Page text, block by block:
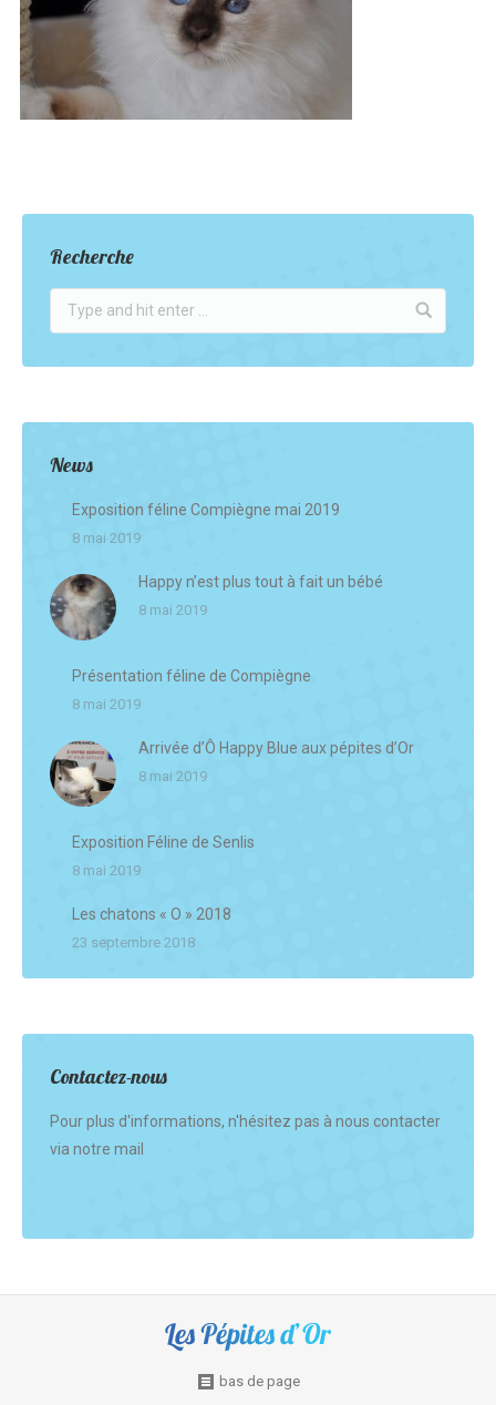
Recherche
News
Exposition féline Compiègne mai 2019
8 mai 2019
Happy n’est plus tout à fait un bébé
8 mai 2019
Présentation féline de Compiègne
8 mai 2019
Arrivée d’Ô Happy Blue aux pépites d’Or
8 mai 2019
Exposition Féline de Senlis
8 mai 2019
Les chatons « O » 2018
23 septembre 2018
Contactez-nous
Pour plus d'informations, n'hésitez pas à nous contacter
via notre mail
bas de page